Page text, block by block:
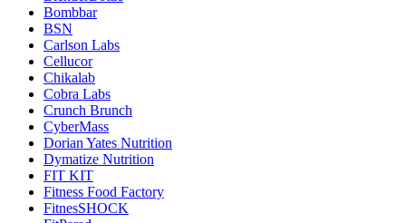
Bombbar
BSN
Carlson Labs
Cellucor
Chikalab
Cobra Labs
Crunch Brunch
CyberMass
Dorian Yates Nutrition
Dymatize Nutrition
FIT KIT
Fitness Food Factory
FitnesSHOCK